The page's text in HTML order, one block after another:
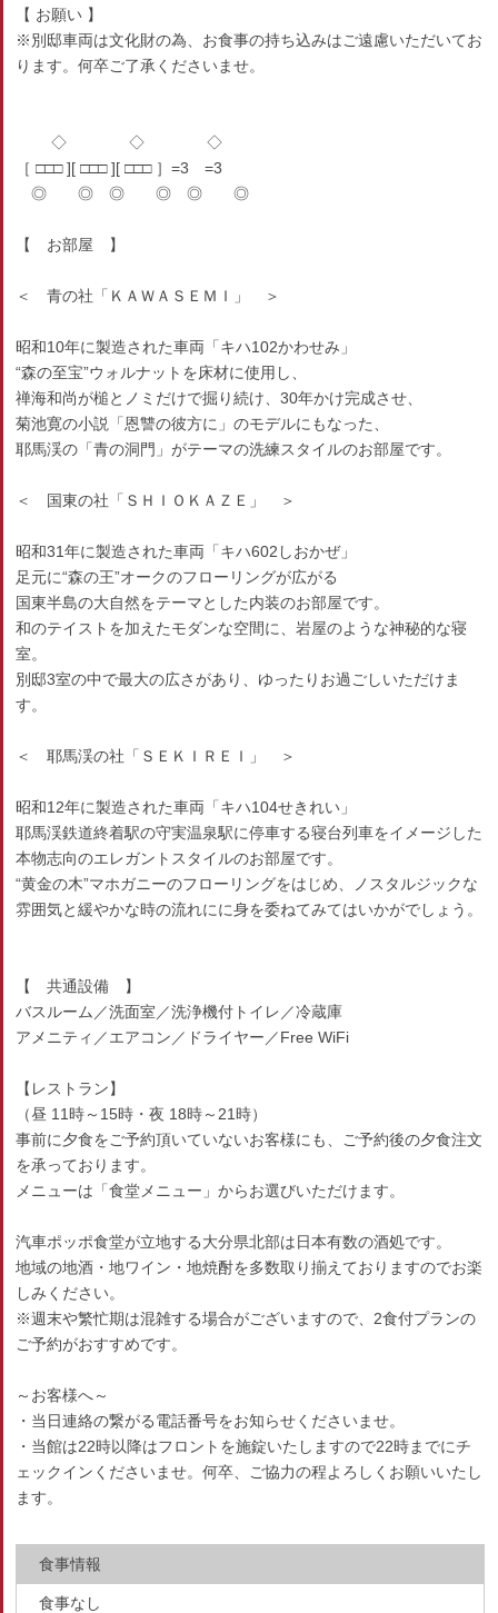
【 お願い 】
※別邸車両は文化財の為、お食事の持ち込みはご遠慮いただいてお
ります。何卒ご了承くださいませ。
◇ ◇ ◇
［ □□□ ][ □□□ ][ □□□ ］=3 =3
◎ ◎ ◎ ◎ ◎ ◎
【 お部屋 】
＜ 青の社「ＫＡＷＡＳＥＭＩ」 ＞
昭和10年に製造された車両「キハ102かわせみ」
“森の至宝”ウォルナットを床材に使用し、
禅海和尚が槌とノミだけで掘り続け、30年かけ完成させ、
菊池寛の小説「恩讐の彼方に」のモデルにもなった、
耶馬渓の「青の洞門」がテーマの洗練スタイルのお部屋です。
＜ 国東の社「ＳＨＩＯＫＡＺＥ」 ＞
昭和31年に製造された車両「キハ602しおかぜ」
足元に“森の王”オークのフローリングが広がる
国東半島の大自然をテーマとした内装のお部屋です。
和のテイストを加えたモダンな空間に、岩屋のような神秘的な寝
室。
別邸3室の中で最大の広さがあり、ゆったりお過ごしいただけま
す。
＜ 耶馬渓の社「ＳＥＫＩＲＥＩ」 ＞
昭和12年に製造された車両「キハ104せきれい」
耶馬渓鉄道終着駅の守実温泉駅に停車する寝台列車をイメージした
本物志向のエレガントスタイルのお部屋です。
“黄金の木”マホガニーのフローリングをはじめ、ノスタルジックな
雰囲気と緩やかな時の流れにに身を委ねてみてはいかがでしょう。
【 共通設備 】
バスルーム／洗面室／洗浄機付トイレ／冷蔵庫
アメニティ／エアコン／ドライヤー／Free WiFi
【レストラン】
（昼 11時～15時・夜 18時～21時）
事前に夕食をご予約頂いていないお客様にも、ご予約後の夕食注文
を承っております。
メニューは「食堂メニュー」からお選びいただけます。
汽車ポッポ食堂が立地する大分県北部は日本有数の酒処です。
地域の地酒・地ワイン・地焼酎を多数取り揃えておりますのでお楽
しみください。
※週末や繁忙期は混雑する場合がございますので、2食付プランの
ご予約がおすすめです。
～お客様へ～
・当日連絡の繋がる電話番号をお知らせくださいませ。
・当館は22時以降はフロントを施錠いたしますので22時までにチ
ェックインくださいませ。何卒、ご協力の程よろしくお願いいたし
ます。
食事情報
食事なし